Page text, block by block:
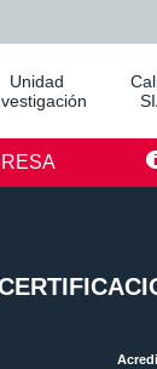
Unidad